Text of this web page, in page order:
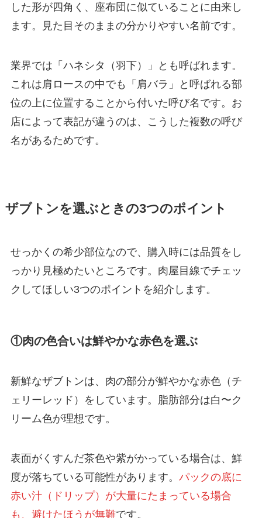
した形が四角く、座布団に似ていることに由来し
ます。見た目そのままの分かりやすい名前です。
業界では「ハネシタ（羽下）」とも呼ばれます。
これは肩ロースの中でも「肩バラ」と呼ばれる部
位の上に位置することから付いた呼び名です。お
店によって表記が違うのは、こうした複数の呼び
名があるためです。
ザブトンを選ぶときの3つのポイント
せっかくの希少部位なので、購入時には品質をし
っかり見極めたいところです。肉屋目線でチェッ
クしてほしい3つのポイントを紹介します。
①肉の色合いは鮮やかな赤色を選ぶ
新鮮なザブトンは、肉の部分が鮮やかな赤色（チ
ェリーレッド）をしています。脂肪部分は白〜ク
リーム色が理想です。
表面がくすんだ茶色や紫がかっている場合は、鮮
度が落ちている可能性があります。 パックの底に
赤い汁（ドリップ）が大量にたまっている場合
も、避けたほうが無難です。